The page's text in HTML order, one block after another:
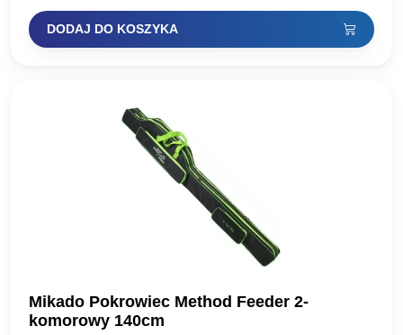
cena
wynosiła:
cena
wynosi:
DODAJ DO KOSZYKA
Mikado Pokrowiec Method Feeder 2-
komorowy 140cm